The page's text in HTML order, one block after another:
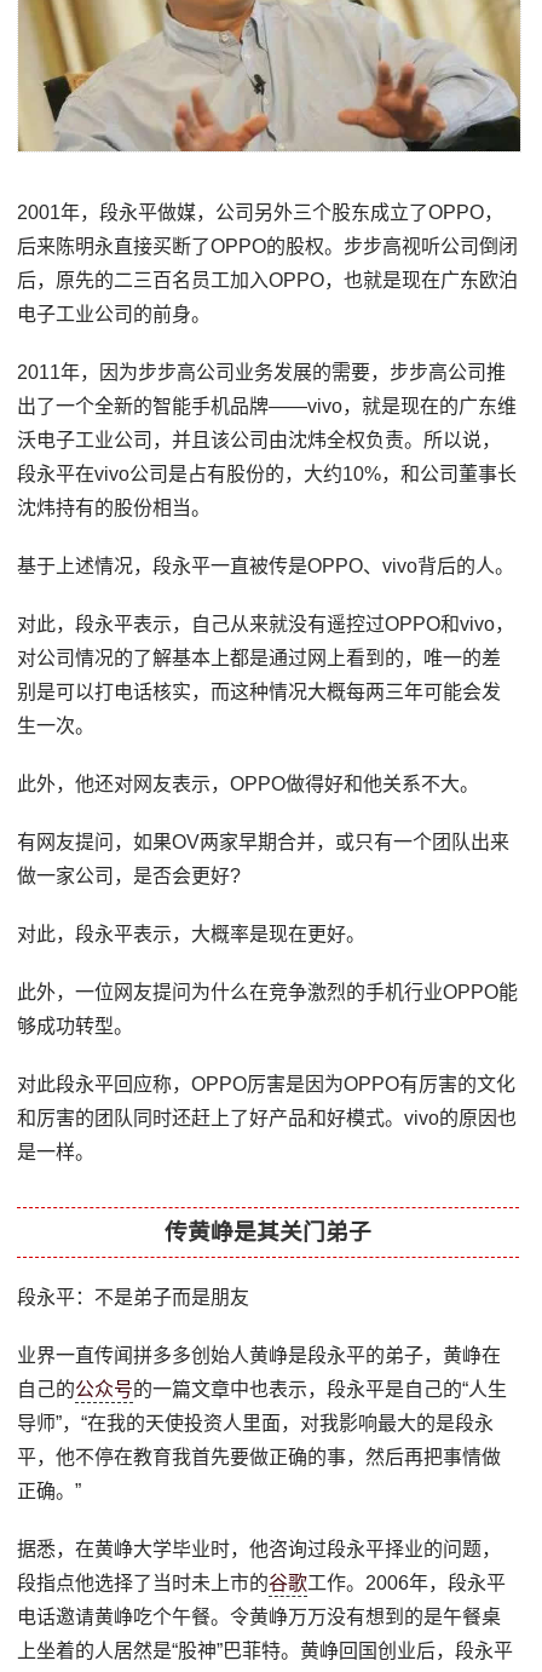
2001年，段永平做媒，公司另外三个股东成立了OPPO，
后来陈明永直接买断了OPPO的股权。步步高视听公司倒闭
后，原先的二三百名员工加入OPPO，也就是现在广东欧泊
电子工业公司的前身。
2011年，因为步步高公司业务发展的需要，步步高公司推
出了一个全新的智能手机品牌——vivo，就是现在的广东维
沃电子工业公司，并且该公司由沈炜全权负责。所以说，
段永平在vivo公司是占有股份的，大约10%，和公司董事长
沈炜持有的股份相当。
基于上述情况，段永平一直被传是OPPO、vivo背后的人。
对此，段永平表示，自己从来就没有遥控过OPPO和vivo，
对公司情况的了解基本上都是通过网上看到的，唯一的差
别是可以打电话核实，而这种情况大概每两三年可能会发
生一次。
此外，他还对网友表示，OPPO做得好和他关系不大。
有网友提问，如果OV两家早期合并，或只有一个团队出来
做一家公司，是否会更好?
对此，段永平表示，大概率是现在更好。
此外，一位网友提问为什么在竞争激烈的手机行业OPPO能
够成功转型。
对此段永平回应称，OPPO厉害是因为OPPO有厉害的文化
和厉害的团队同时还赶上了好产品和好模式。vivo的原因也
是一样。
传黄峥是其关门弟子
段永平：不是弟子而是朋友
业界一直传闻拼多多创始人黄峥是段永平的弟子，黄峥在
自己的公众号的一篇文章中也表示，段永平是自己的“人生
导师”，“在我的天使投资人里面，对我影响最大的是段永
平，他不停在教育我首先要做正确的事，然后再把事情做
正确。”
据悉，在黄峥大学毕业时，他咨询过段永平择业的问题，
段指点他选择了当时未上市的谷歌工作。2006年，段永平
电话邀请黄峥吃个午餐。令黄峥万万没有想到的是午餐桌
上坐着的人居然是“股神”巴菲特。黄峥回国创业后，段永平